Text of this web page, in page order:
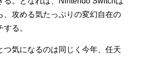
、攻める気たっぷりの変幻自在の
る。
つ気になるのは同じく今年、任天